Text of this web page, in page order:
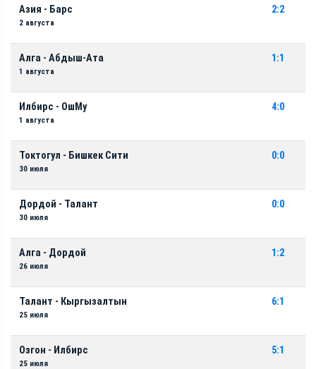
Азия - Барс
2 августа
2:2
Алга - Абдыш-Ата
1 августа
1:1
Илбирс - ОшМу
1 августа
4:0
Токтогул - Бишкек Сити
30 июля
0:0
Дордой - Талант
30 июля
0:0
Алга - Дордой
26 июля
1:2
Талант - Кыргызалтын
25 июля
6:1
Озгон - Илбирс
25 июля
5:1